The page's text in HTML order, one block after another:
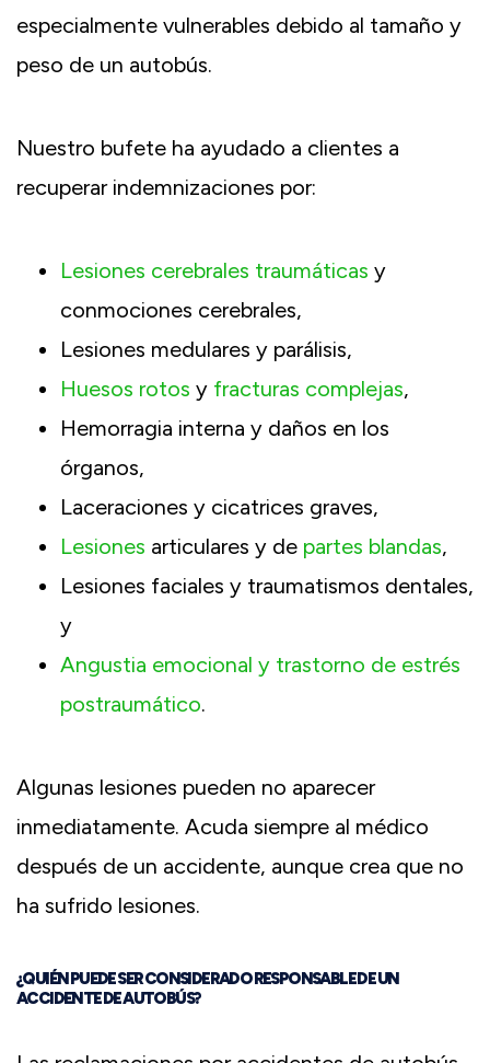
especialmente vulnerables debido al tamaño y
peso de un autobús.
Nuestro bufete ha ayudado a clientes a
recuperar indemnizaciones por:
Lesiones cerebrales traumáticas y
conmociones cerebrales,
Lesiones medulares y parálisis,
Huesos rotos y fracturas complejas,
Hemorragia interna y daños en los
órganos,
Laceraciones y cicatrices graves,
Lesiones articulares y de partes blandas,
Lesiones faciales y traumatismos dentales,
y
Angustia emocional y trastorno de estrés
postraumático.
Algunas lesiones pueden no aparecer
inmediatamente. Acuda siempre al médico
después de un accidente, aunque crea que no
ha sufrido lesiones.
¿QUIÉN PUEDE SER CONSIDERADO RESPONSABLE DE UN
ACCIDENTE DE AUTOBÚS?